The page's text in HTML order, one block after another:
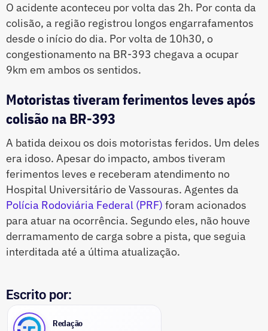
O acidente aconteceu por volta das 2h. Por conta da
colisão, a região registrou longos engarrafamentos
desde o início do dia. Por volta de 10h30, o
congestionamento na BR-393 chegava a ocupar
9km em ambos os sentidos.
Motoristas tiveram ferimentos leves após
colisão na BR-393
A batida deixou os dois motoristas feridos. Um deles
era idoso. Apesar do impacto, ambos tiveram
ferimentos leves e receberam atendimento no
Hospital Universitário de Vassouras. Agentes da
Polícia Rodoviária Federal (PRF) foram acionados
para atuar na ocorrência. Segundo eles, não houve
derramamento de carga sobre a pista, que seguia
interditada até a última atualização.
Escrito por:
Redação